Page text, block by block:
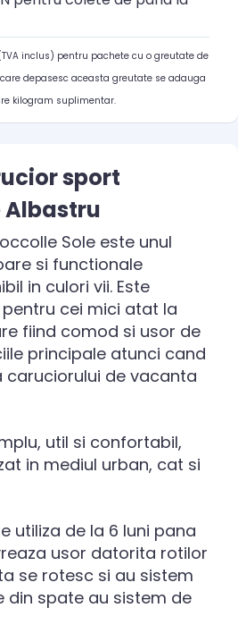
inclus) pentru pachete cu o greutate de
depasesc aceasta greutate se adauga
kilogram suplimentar.
sport
Albastru
Sole este unul
si functionale
in culori vii. Este
cei mici atat la
fiind comod si usor de
principale atunci cand
caruciorului de vacanta
util si confortabil,
in mediul urban, cat si
utiliza de la 6 luni pana
usor datorita rotilor
se rotesc si au sistem
din spate au sistem de